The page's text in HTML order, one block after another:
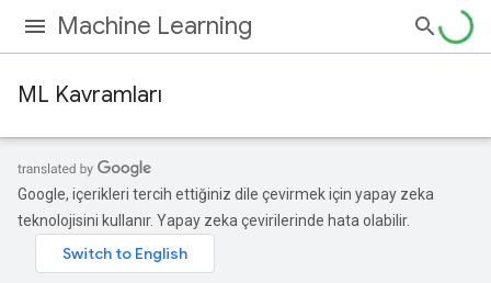
Machine Learning
ML Kavramları
Google, içerikleri tercih ettiğiniz dile çevirmek için yapay zeka
teknolojisini kullanır. Yapay zeka çevirilerinde hata olabilir.